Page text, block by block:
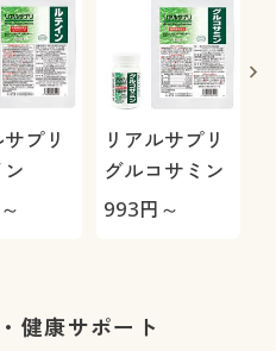
プリ
リアルサプリ
グルコサミン
993円～
健康サポート